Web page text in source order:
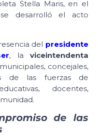
Stella Maris, en el
desarrolló el acto
del presidente
, laviceintendenta
concejales,
de las fuerzas de
docentes,
de las